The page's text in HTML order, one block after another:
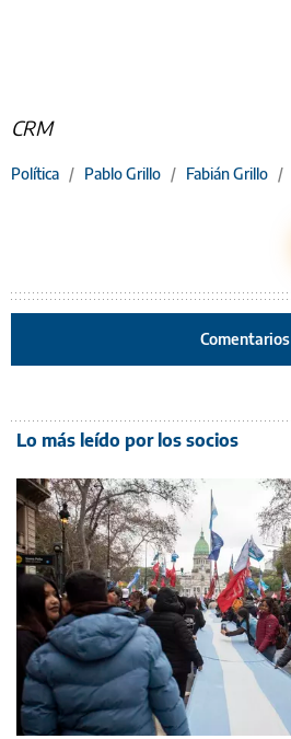
CRM
Política / Pablo Grillo / Fabián Grillo /
Comentarios
Lo más leído por los socios